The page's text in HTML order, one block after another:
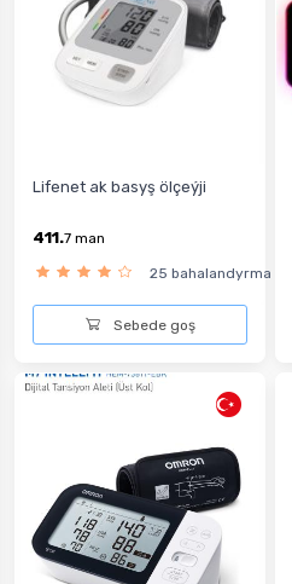
Lifenet ak basyş ölçeýji
411.7 man
25 bahalandyrma
Sebede goş